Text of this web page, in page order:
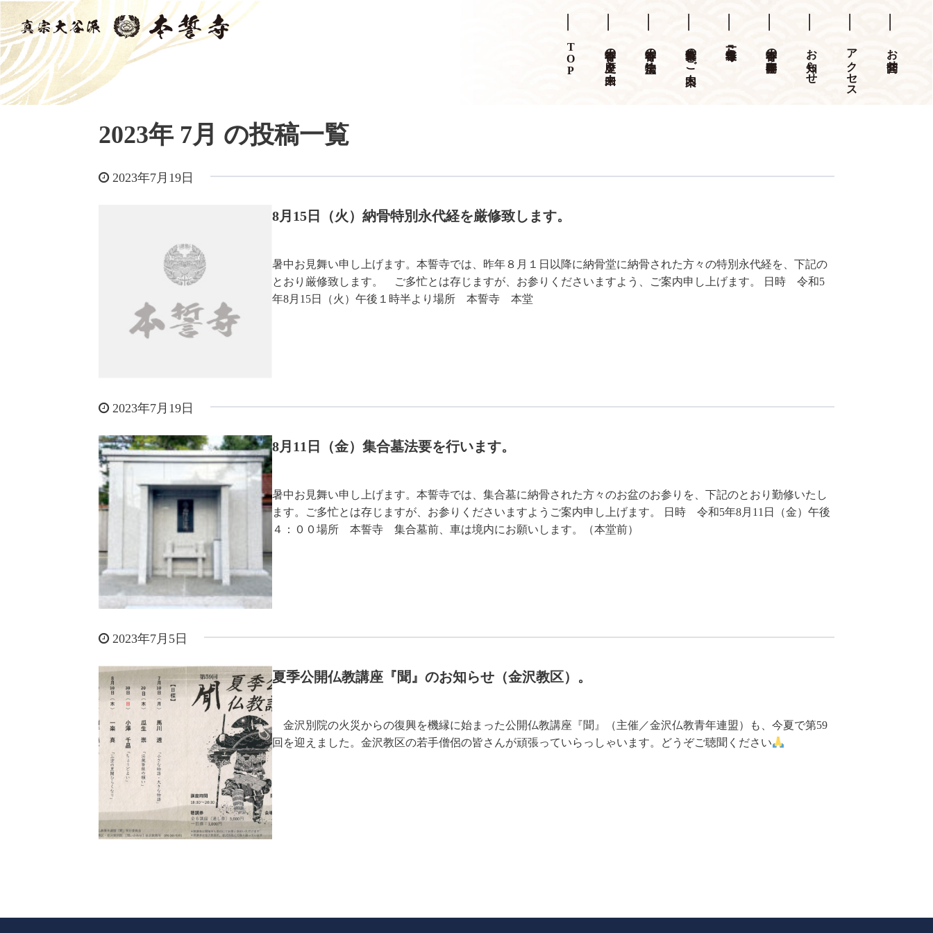
TOP 本誓寺の歴史と由来 本誓寺の法宝物 集合墓のご案内 本誓寺の年間行事 お知らせ アクセス お問合せ
2023年 7月 の投稿一覧
2023年7月19日
8月15日（火）納骨特別永代経を厳修致します。
暑中お見舞い申し上げます。本誓寺では、昨年８月１日以降に納骨堂に納骨された方々の特別永代経を、下記の
とおり厳修致します。 ご多忙とは存じますが、お参りくださいますよう、ご案内申し上げます。 日時 令和5
年8月15日（火）午後１時半より場所 本誓寺 本堂
2023年7月19日
8月11日（金）集合墓法要を行います。
暑中お見舞い申し上げます。本誓寺では、集合墓に納骨された方々のお盆のお参りを、下記のとおり勤修いたし
ます。ご多忙とは存じますが、お参りくださいますようご案内申し上げます。 日時 令和5年8月11日（金）午後
４：００場所 本誓寺 集合墓前、車は境内にお願いします。（本堂前）
2023年7月5日
夏季公開仏教講座『聞』のお知らせ（金沢教区）。
金沢別院の火災からの復興を機縁に始まった公開仏教講座『聞』（主催／金沢仏教青年連盟）も、今夏で第59
回を迎えました。金沢教区の若手僧侶の皆さんが頑張っていらっしゃいます。どうぞご聴聞ください